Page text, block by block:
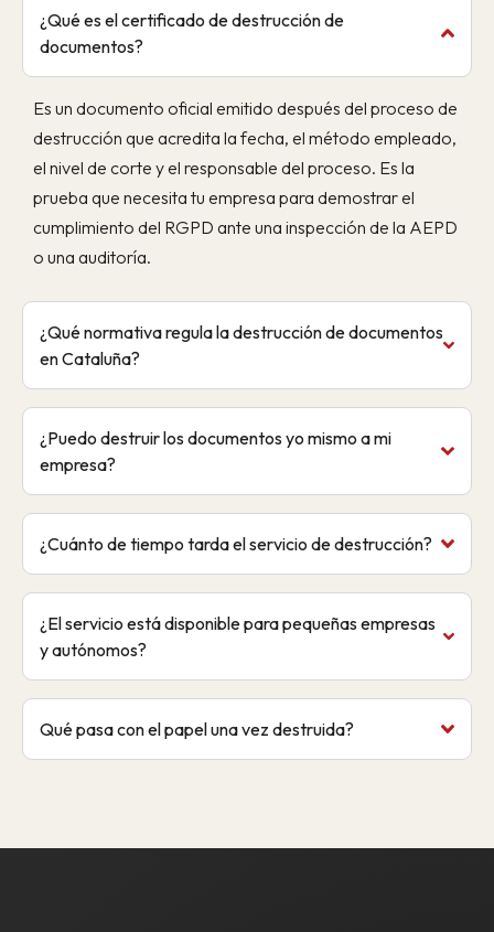
¿Qué es el certificado de destrucción de
documentos?
Es un documento oficial emitido después del proceso de
destrucción que acredita la fecha, el método empleado,
el nivel de corte y el responsable del proceso. Es la
prueba que necesita tu empresa para demostrar el
cumplimiento del RGPD ante una inspección de la AEPD
o una auditoría.
¿Qué normativa regula la destrucción de documentos
en Cataluña?
¿Puedo destruir los documentos yo mismo a mi
empresa?
¿Cuánto de tiempo tarda el servicio de destrucción?
¿El servicio está disponible para pequeñas empresas
y autónomos?
Qué pasa con el papel una vez destruida?